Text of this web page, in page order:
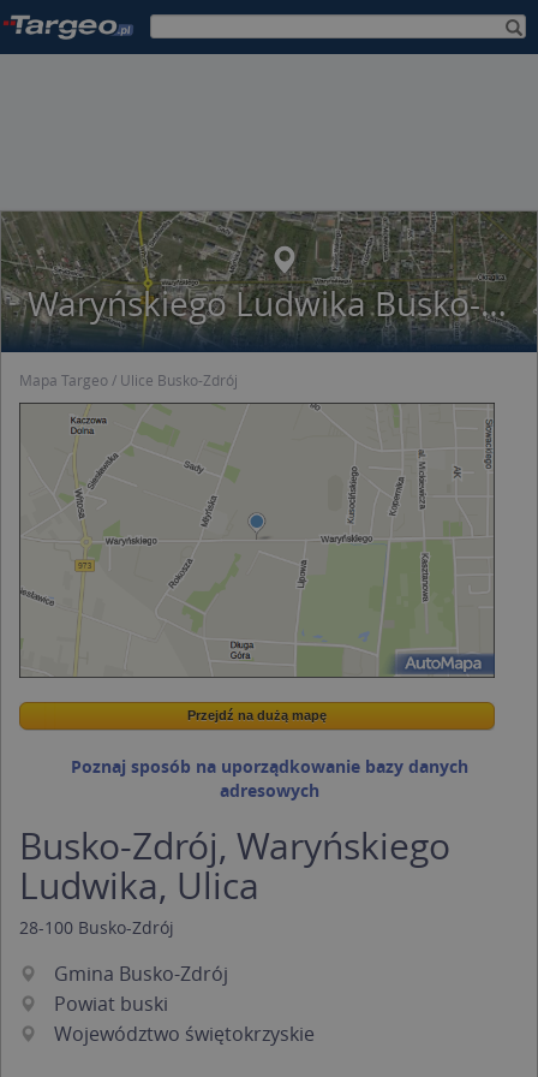
Waryńskiego Ludwika Busko-Zdrój
Mapa Targeo Ulice Busko-Zdrój
Wstaw tę mapkę na swoją stronę
Przejdź na dużą mapę
Przejdź na dużą mapę
Poznaj sposób na uporządkowanie bazy danych
adresowych
Busko-Zdrój, Waryńskiego
Ludwika, Ulica
28-100 Busko-Zdrój
Gmina Busko-Zdrój
Powiat buski
Województwo świętokrzyskie